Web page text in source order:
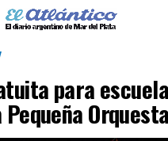
para
Orquesta